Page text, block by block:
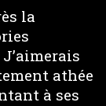
la
athée
à ses